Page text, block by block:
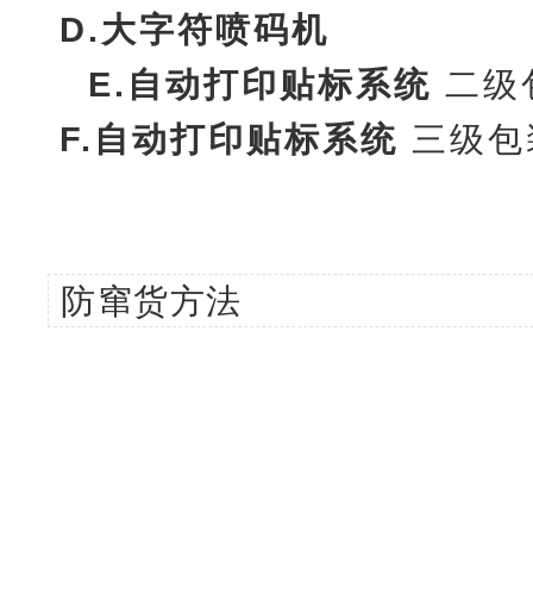
D. 大字符喷码机
E. 自动打印贴标系统 二级
F. 自动打印贴标系统 三级
防窜货方法